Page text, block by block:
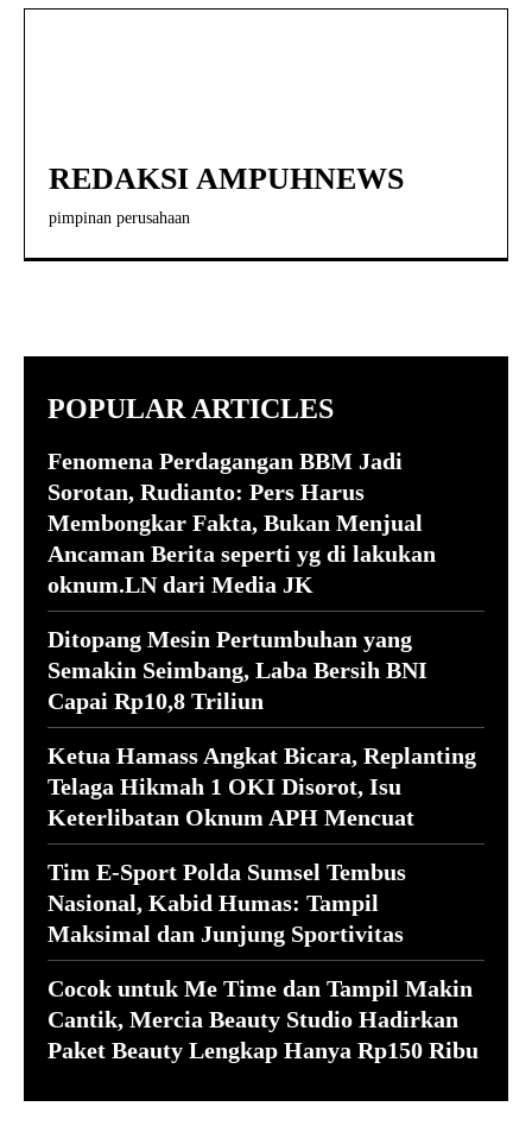
REDAKSI AMPUHNEWS
pimpinan perusahaan
POPULAR ARTICLES
Fenomena Perdagangan BBM Jadi
Sorotan, Rudianto: Pers Harus
Membongkar Fakta, Bukan Menjual
Ancaman Berita seperti yg di lakukan
oknum.LN dari Media JK
Ditopang Mesin Pertumbuhan yang
Semakin Seimbang, Laba Bersih BNI
Capai Rp10,8 Triliun
Ketua Hamass Angkat Bicara, Replanting
Telaga Hikmah 1 OKI Disorot, Isu
Keterlibatan Oknum APH Mencuat
Tim E-Sport Polda Sumsel Tembus
Nasional, Kabid Humas: Tampil
Maksimal dan Junjung Sportivitas
Cocok untuk Me Time dan Tampil Makin
Cantik, Mercia Beauty Studio Hadirkan
Paket Beauty Lengkap Hanya Rp150 Ribu